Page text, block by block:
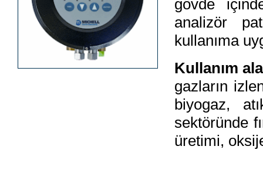
gövde
analizör
kullanıma
Kullanım
gazların
biyogaz,
sektöründe
üretimi,